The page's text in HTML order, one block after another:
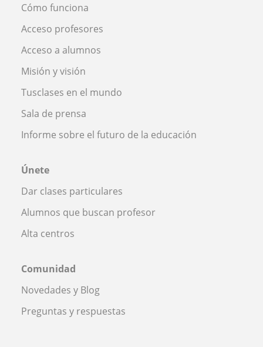
Cómo funciona
Acceso profesores
Acceso a alumnos
Misión y visión
Tusclases en el mundo
Sala de prensa
Informe sobre el futuro de la educación
Únete
Dar clases particulares
Alumnos que buscan profesor
Alta centros
Comunidad
Novedades y Blog
Preguntas y respuestas